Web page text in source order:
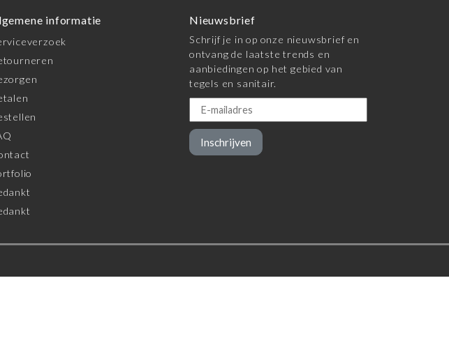
informatie Nieuwsbrief
Schrijf je in op onze nieuwsbrief en
ontvang de laatste trends en
aanbiedingen op het gebied van
tegels en sanitair.
Inschrijven